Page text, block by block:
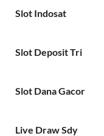
Slot Indosat
Slot Deposit Tri
Slot Dana Gacor
Live Draw Sdy